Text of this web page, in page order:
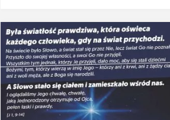
27
Wielbienie"